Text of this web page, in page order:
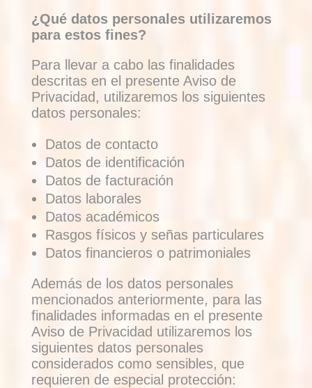
¿Qué datos personales utilizaremos
para estos fines?
Para llevar a cabo las finalidades
descritas en el presente Aviso de
Privacidad, utilizaremos los siguientes
datos personales:
Datos de contacto
Datos de identificación
Datos de facturación
Datos laborales
Datos académicos
Rasgos físicos y señas particulares
Datos financieros o patrimoniales
Además de los datos personales
mencionados anteriormente, para las
finalidades informadas en el presente
Aviso de Privacidad utilizaremos los
siguientes datos personales
considerados como sensibles, que
requieren de especial protección: